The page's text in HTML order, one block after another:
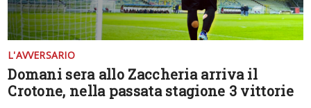
L'AVVERSARIO
Domani sera allo Zaccheria arriva il
Crotone, nella passata stagione 3 vittorie